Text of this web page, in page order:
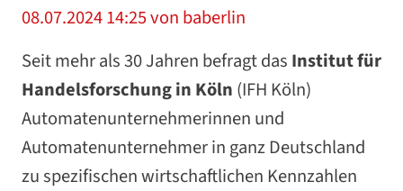
08.07.2024 14:25von baberlin
Seit mehr als 30 Jahren befragt das Institut für
Handelsforschung in Köln (IFH Köln)
Automatenunternehmerinnen und
Automatenunternehmer in ganz Deutschland
zu spezifischen wirtschaftlichen Kennzahlen